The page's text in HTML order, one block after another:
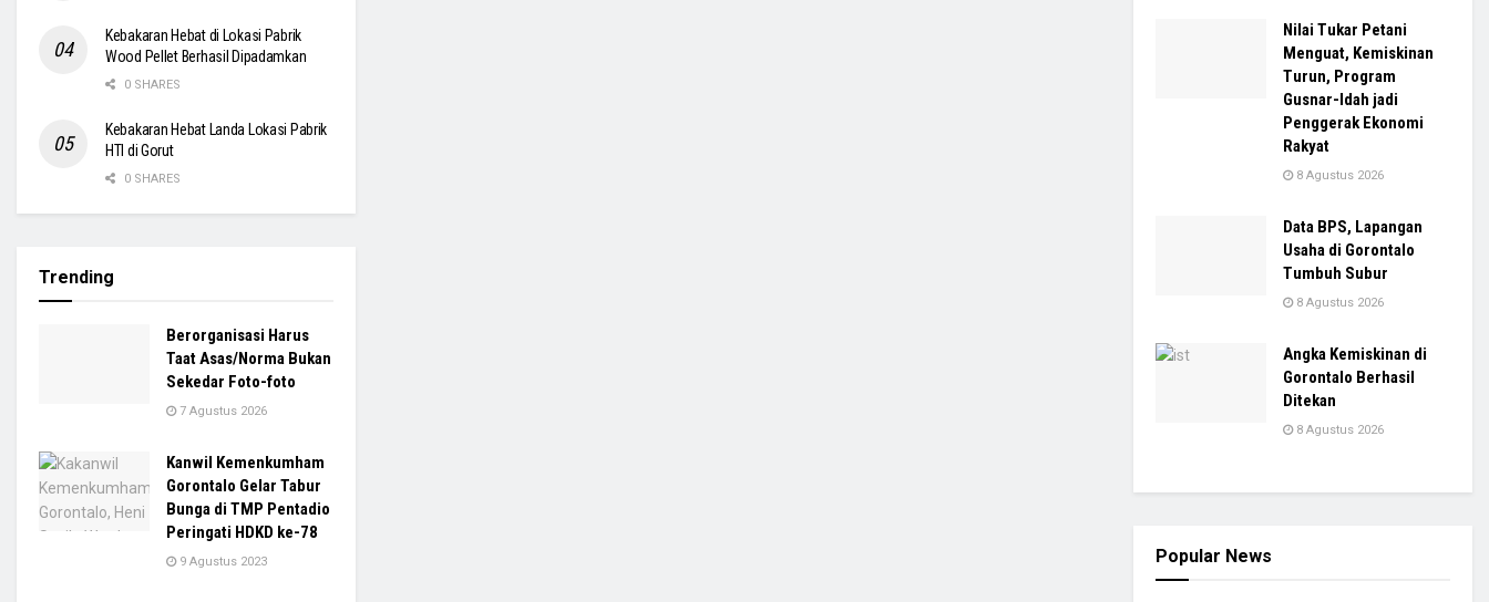
Kebakaran Hebat di Lokasi Pabrik
Wood Pellet Berhasil Dipadamkan
0 SHARES
Kebakaran Hebat Landa Lokasi Pabrik
HTI di Gorut
0 SHARES
Trending
Berorganisasi Harus
Taat Asas/Norma Bukan
Sekedar Foto-foto
7 Agustus 2026
Kanwil Kemenkumham
Gorontalo Gelar Tabur
Bunga di TMP Pentadio
Peringati HDKD ke-78
9 Agustus 2023
Nilai Tukar Petani
Menguat, Kemiskinan
Turun, Program
Gusnar-Idah jadi
Penggerak Ekonomi
Rakyat
8 Agustus 2026
Data BPS, Lapangan
Usaha di Gorontalo
Tumbuh Subur
8 Agustus 2026
Angka Kemiskinan di
Gorontalo Berhasil
Ditekan
8 Agustus 2026
Popular News